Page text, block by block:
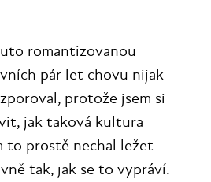
romantizovanou
pár let chovu nijak
protože jsem si
jak taková kultura
to prostě nechal ležet
tak, jak se to vypráví.